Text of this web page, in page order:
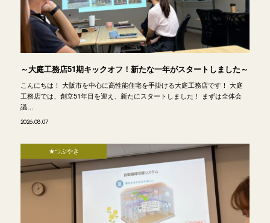
～大庭工務店51期キックオフ！新たな一年がスタートしました～
こんにちは！ 大阪市を中心に高性能住宅を手掛ける大庭工務店です！ 大庭
工務店では、創立51年目を迎え、新たにスタートしました！ まずは全体会
議…
2026.08.07
★つぶやき